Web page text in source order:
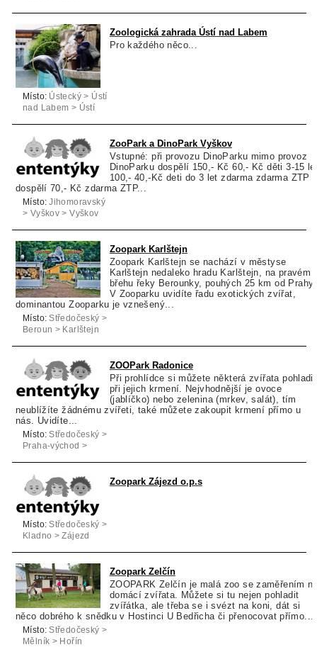
Zoologická zahrada Ústí nad Labem
Pro každého něco...
Místo: Ústecký > Ústí
nad Labem > Ústí
ZooPark a DinoPark Vyškov
Vstupné: při provozu DinoParku mimo provoz
DinoParku dospělí 150,- Kč 60,- Kč děti 3-15
100,- 40,-Kč deti do 3 let zdarma zdarma ZTP
dospělí 70,- Kč zdarma ZTP...
Místo: Jihomoravský
> Vyškov > Vyškov
Zoopark Karlštejn
Zoopark Karlštejn se nachází v městyse
Karlštejn nedaleko hradu Karlštejn, na pravém
břehu řeky Berounky, pouhých 25 km od Prahy.
V Zooparku uvidíte řadu exotických zvířat,
dominantou Zooparku je vznešený...
Místo: Středočeský >
Beroun > Karlštejn
ZOOPark Radonice
Při prohlídce si můžete některá zvířata pohladit
při jejich krmení. Nejvhodnější je ovoce
(jablíčko) nebo zelenina (mrkev, salát), tím
neublížíte žádnému zvířeti, také můžete zakoupit krmení přímo u
nás. Uvidíte...
Místo: Středočeský >
Praha-východ >
Zoopark Zájezd o.p.s
Místo: Středočeský >
Kladno > Zájezd
Zoopark Zelčín
ZOOPARK Zelčín je malá zoo se zaměřením
domácí zvířata. Můžete si tu nejen pohladit
zvířátka, ale třeba se i svézt na koni, dát si
něco dobrého k snědku v Hostinci U Bedřicha či přenocovat přímo...
Místo: Středočeský >
Mělník > Hořín